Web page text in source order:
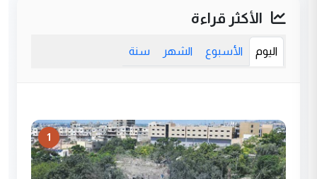
الأكثر قراءة
اليوم الأسبوع الشهر سنة
1